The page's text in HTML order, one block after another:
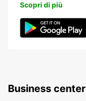
Scopri di più
Business center